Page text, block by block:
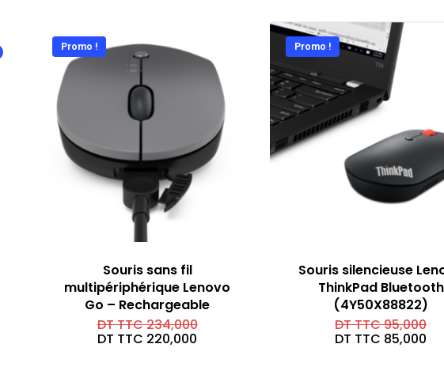
Promo !
Souris sans fil
multipériphérique Lenovo
Go – Rechargeable
DT TTC234,000Le
DT TTC 220,000
Promo !
Souris silencieuse
ThinkPad Bluetooth
(4Y50X88822)
DT TTC95,000Le
DT TTC 85,000